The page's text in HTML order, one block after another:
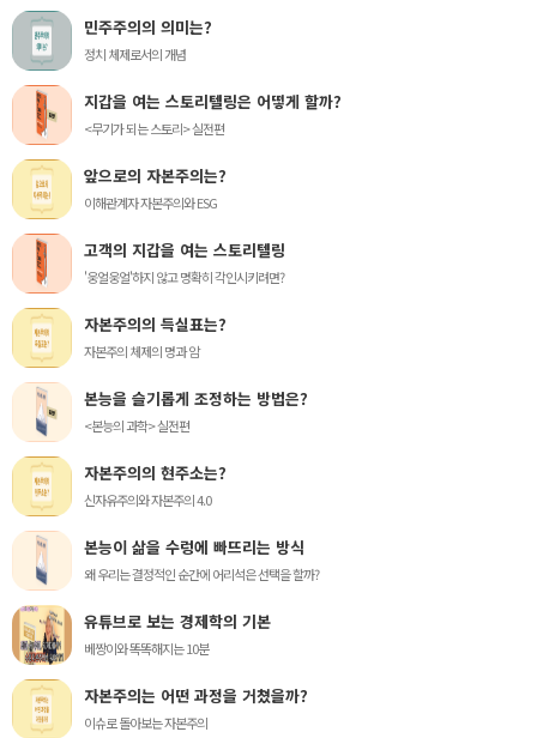
민주주의의 의미는?
정치 체제로서의 개념
지갑을 여는 스토리텔링은 어떻게 할까?
<무기가 되는 스토리> 실전편
앞으로의 자본주의는?
이해관계자 자본주의와 ESG
고객의 지갑을 여는 스토리텔링
'웅얼웅얼'하지 않고 명확히 각인시키려면?
자본주의의 득실표는?
자본주의 체제의 명과 암
본능을 슬기롭게 조정하는 방법은?
<본능의 과학> 실전편
자본주의의 현주소는?
신자유주의와 자본주의 4.0
본능이 삶을 수렁에 빠뜨리는 방식
왜 우리는 결정적인 순간에 어리석은 선택을 할까?
유튜브로 보는 경제학의 기본
베짱이와 똑똑해지는 10분
자본주의는 어떤 과정을 거쳤을까?
이슈로 돌아보는 자본주의